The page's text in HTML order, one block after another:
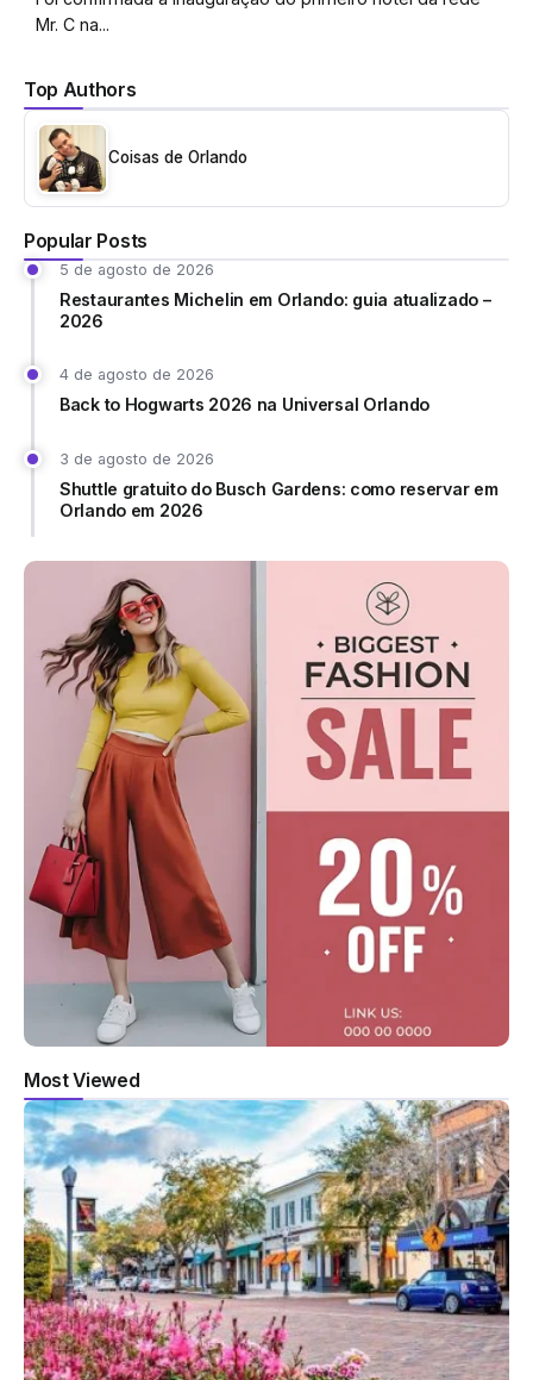
Top Authors
Coisas de Orlando
Popular Posts
5 de agosto de 2026
Restaurantes Michelin em Orlando: guia atualizado –
2026
4 de agosto de 2026
Back to Hogwarts 2026 na Universal Orlando
3 de agosto de 2026
Shuttle gratuito do Busch Gardens: como reservar em
Orlando em 2026
Mr. C na...
Most Viewed